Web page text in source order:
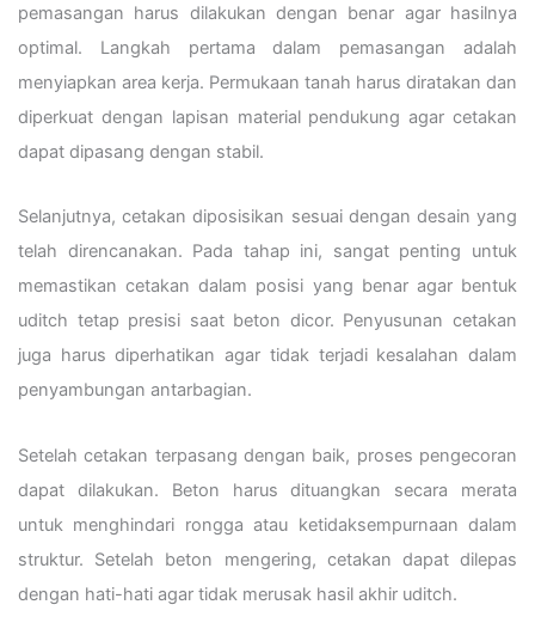
pemasangan harus dilakukan dengan benar agar hasilnya
optimal. Langkah pertama dalam pemasangan adalah
menyiapkan area kerja. Permukaan tanah harus diratakan dan
diperkuat dengan lapisan material pendukung agar cetakan
dapat dipasang dengan stabil.
Selanjutnya, cetakan diposisikan sesuai dengan desain yang
telah direncanakan. Pada tahap ini, sangat penting untuk
memastikan cetakan dalam posisi yang benar agar bentuk
uditch tetap presisi saat beton dicor. Penyusunan cetakan
juga harus diperhatikan agar tidak terjadi kesalahan dalam
penyambungan antarbagian.
Setelah cetakan terpasang dengan baik, proses pengecoran
dapat dilakukan. Beton harus dituangkan secara merata
untuk menghindari rongga atau ketidaksempurnaan dalam
struktur. Setelah beton mengering, cetakan dapat dilepas
dengan hati-hati agar tidak merusak hasil akhir uditch.